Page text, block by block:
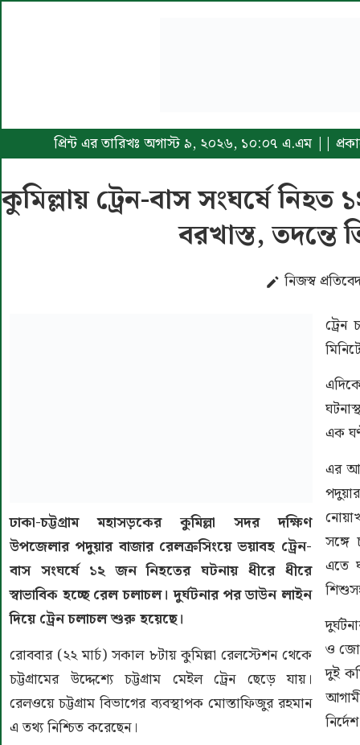
প্রিন্ট এর তারিখঃ অগাস্ট ৯, ২০২৬, ১০:০৭ এ.এম ||
কুমিল্লায় ট্রেন-বাস সংঘর্ষে
বরখাস্ত, তদন্তে
নিজস্ব
ঢাকা-চট্টগ্রাম মহাসড়কের কুমিল্লা সদর দক্ষিণ
উপজেলার পদুয়ার বাজার রেলক্রসিংয়ে ভয়াবহ ট্রেন-
বাস সংঘর্ষে ১২ জন নিহতের ঘটনায় ধীরে ধীরে
স্বাভাবিক হচ্ছে রেল চলাচল। দুর্ঘটনার পর ডাউন লাইন
দিয়ে ট্রেন চলাচল শুরু হয়েছে।
রোববার (২২ মার্চ) সকাল ৮টায় কুমিল্লা রেলস্টেশন থেকে
চট্টগ্রামের উদ্দেশ্যে চট্টগ্রাম মেইল ট্রেন ছেড়ে যায়।
রেলওয়ে চট্টগ্রাম বিভাগের ব্যবস্থাপক মোস্তাফিজুর রহমান
এ তথ্য নিশ্চিত করেছেন।
ট্রেন
এক
এর
সঙ্গে
এতে
ও
দুই